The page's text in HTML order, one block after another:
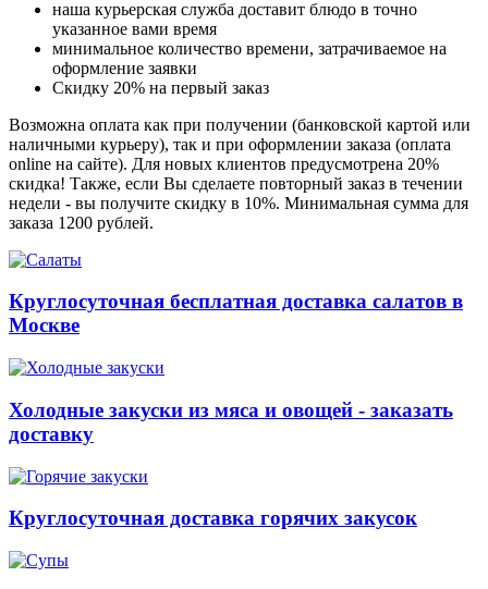
наша курьерская служба доставит блюдо в точно
указанное вами время
минимальное количество времени, затрачиваемое на
оформление заявки
Скидку 20% на первый заказ
Возможна оплата как при получении (банковской картой или
наличными курьеру), так и при оформлении заказа (оплата
online на сайте). Для новых клиентов предусмотрена 20%
скидка! Также, если Вы сделаете повторный заказ в течении
недели - вы получите скидку в 10%. Минимальная сумма для
заказа 1200 рублей.
Круглосуточная бесплатная доставка салатов в
Москве
Холодные закуски из мяса и овощей - заказать
доставку
Круглосуточная доставка горячих закусок